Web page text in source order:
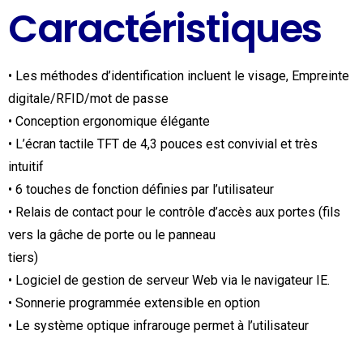
Caractéristiques
• Les méthodes d’identification incluent le visage, Empreinte
digitale/RFID/mot de passe
• Conception ergonomique élégante
• L’écran tactile TFT de 4,3 pouces est convivial et très
intuitif
• 6 touches de fonction définies par l’utilisateur
• Relais de contact pour le contrôle d’accès aux portes (fils
vers la gâche de porte ou le panneau
tiers)
• Logiciel de gestion de serveur Web via le navigateur IE.
• Sonnerie programmée extensible en option
• Le système optique infrarouge permet à l’utilisateur